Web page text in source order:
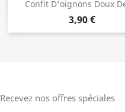
Confit D'oignons Doux
3,90 €
Aperçu rapide
Recevez nos offres spéciales